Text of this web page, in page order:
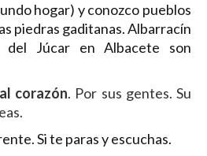
hogar) y conozco pueblos
piedras gaditanas. Albarracín
Júcar en Albacete son
corazón. Por sus gentes. Su
Si te paras y escuchas.